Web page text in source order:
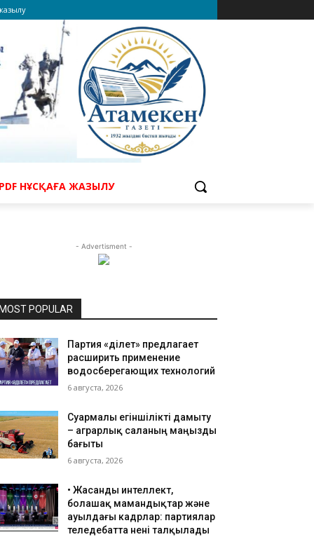
НҰСҚАҒА ЖАЗЫЛУ
- Advertisment -
POPULAR
Партия «Әділет» предлагает
расширить применение
водосберегающих технологий
6 августа, 2026
Суармалы егіншілікті дамыту
– аграрлық саланың маңызды
бағыты
6 августа, 2026
• ⁠Жасанды интеллект,
болашақ мамандықтар және
ауылдағы кадрлар: партиялар
теледебатта нені талқылады